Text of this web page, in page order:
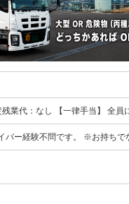
ー経験不問です。 ※お持ちで
バーへ転身したい方 ・ブランク